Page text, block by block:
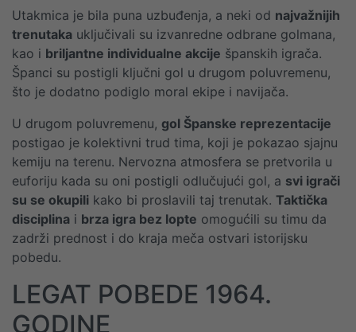
Utakmica je bila puna uzbuđenja, a neki od najvažnijih
trenutaka uključivali su izvanredne odbrane golmana,
kao i briljantne individualne akcije španskih igrača.
Španci su postigli ključni gol u drugom poluvremenu,
što je dodatno podiglo moral ekipe i navijača.
U drugom poluvremenu, gol Španske reprezentacije
postigao je kolektivni trud tima, koji je pokazao sjajnu
kemiju na terenu. Nervozna atmosfera se pretvorila u
euforiju kada su oni postigli odlučujući gol, a svi igrači
su se okupili kako bi proslavili taj trenutak. Taktička
disciplina i brza igra bez lopte omogućili su timu da
zadrži prednost i do kraja meča ostvari istorijsku
pobedu.
LEGAT POBEDE 1964.
GODINE